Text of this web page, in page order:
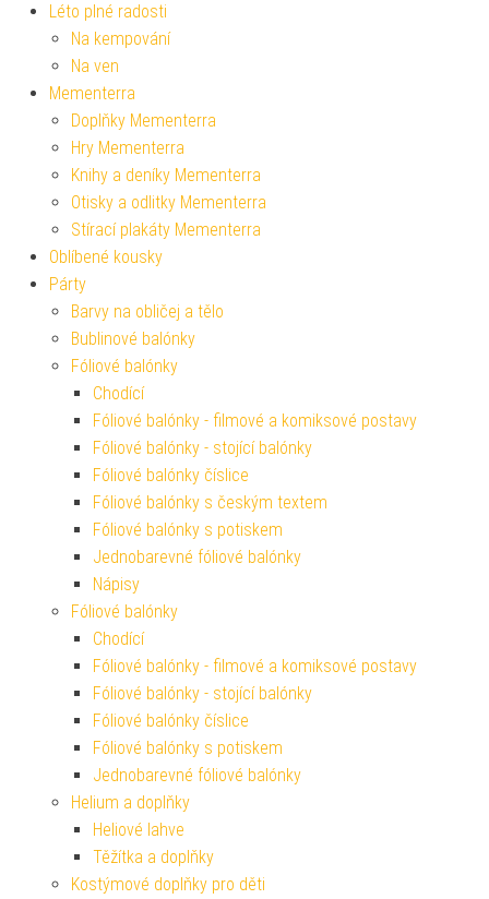
Léto plné radosti
Na kempování
Na ven
Mementerra
Doplňky Mementerra
Hry Mementerra
Knihy a deníky Mementerra
Otisky a odlitky Mementerra
Stírací plakáty Mementerra
Oblíbené kousky
Párty
Barvy na obličej a tělo
Bublinové balónky
Fóliové balónky
Chodící
Fóliové balónky - filmové a komiksové postavy
Fóliové balónky - stojící balónky
Fóliové balónky číslice
Fóliové balónky s českým textem
Fóliové balónky s potiskem
Jednobarevné fóliové balónky
Nápisy
Fóliové balónky
Chodící
Fóliové balónky - filmové a komiksové postavy
Fóliové balónky - stojící balónky
Fóliové balónky číslice
Fóliové balónky s potiskem
Jednobarevné fóliové balónky
Helium a doplňky
Heliové lahve
Těžítka a doplňky
Kostýmové doplňky pro děti